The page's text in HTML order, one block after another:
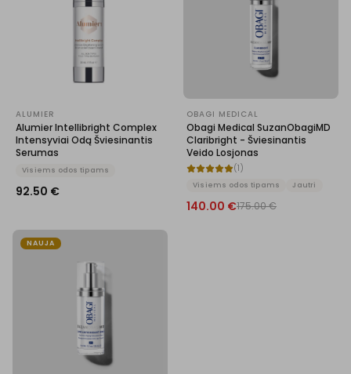
ALUMIER
Alumier Intellibright Complex
Intensyviai Odą Šviesinantis
Serumas
Visiems odos tipams
92.50 €
OBAGI MEDICAL
Obagi Medical SuzanObagiMD
Claribright - Šviesinantis
Veido Losjonas
(1 )
Visiems odos tipams Jautri
140.00 €175.00€
NAUJA